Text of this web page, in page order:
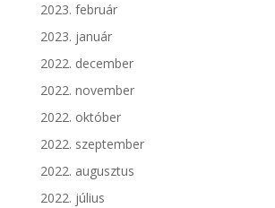
2023. február
2023. január
2022. december
2022. november
2022. október
2022. szeptember
2022. augusztus
2022. július